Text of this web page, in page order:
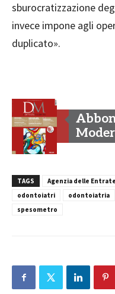
sburocratizzazione
invece impone agli
duplicato».
TAGS Agenzia delle Entrate
odontoiatri
odontoiatria
spesometro